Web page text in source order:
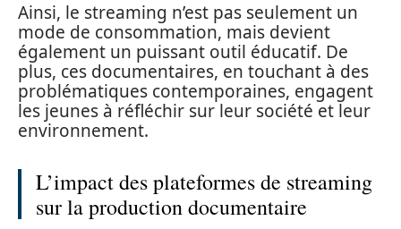
Ainsi, le streaming n’est pas seulement un
mode de consommation, mais devient
également un puissant outil éducatif. De
plus, ces documentaires, en touchant à des
problématiques contemporaines, engagent
les jeunes à réfléchir sur leur société et leur
environnement.
L’impact des plateformes de streaming
sur la production documentaire